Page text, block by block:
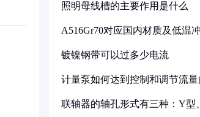
照明母线槽的主要作用是什么
A516Gr70对应国内材质及低温
镀镍钢带可以过多少电流
计量泵如何达到控制和调节流量
联轴器的轴孔形式有三种：Y型